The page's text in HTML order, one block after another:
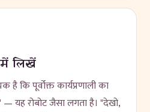
में लिखें
कि पूर्वोक्त कार्यप्रणाली का
यह रोबोट जैसा लगता है। "देखो,